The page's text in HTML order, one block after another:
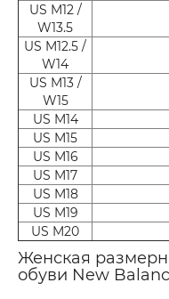
US M12 /
W13.5
US M12.5 /
W14
US M13 /
W15
US M14
US M15
US M16
US M17
US M18
US M19
US M20
Женская
обуви New